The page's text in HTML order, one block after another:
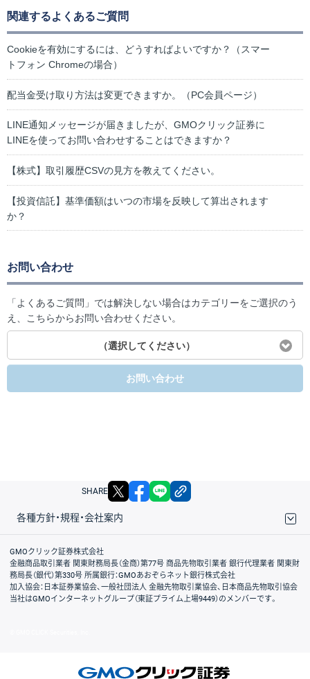
関連するよくあるご質問
Cookieを有効にするには、どうすればよいですか？（スマー
トフォン Chromeの場合）
配当金受け取り方法は変更できますか。（PC会員ページ）
LINE通知メッセージが届きましたが、GMOクリック証券に
LINEを使ってお問い合わせすることはできますか？
【株式】取引履歴CSVの見方を教えてください。
【投資信託】基準価額はいつの市場を反映して算出されます
か？
お問い合わせ
「よくあるご質問」では解決しない場合はカテゴリーをご選択のう
え、こちらからお問い合わせください。
（選択してください）
お問い合わせ
SHARE X facebook
各種方針・規程・会社案内
取引規程・約款
サイトマップ
その他のご案内
個人情報保護方針
最良執行方針
サイトのご利用について
ディスクレイマー
信託保全
リスク説明
会社案内
GMOクリック証券株式会社
金融商品取引業者 関東財務局長（金商）第77号 商品先物取引業者 銀行代理業者 関東財
務局長（銀代）第330号 所属銀行：GMOあおぞらネット銀行株式会社
加入協会：日本証券業協会、一般社団法人 金融先物取引業協会、日本商品先物取引協会
当社はGMOインターネットグループ（東証プライム上場9449）のメンバーです。